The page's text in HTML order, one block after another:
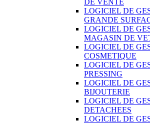
DE VENTE
LOGICIEL DE
GRANDE
LOGICIEL DE
MAGASIN DE
LOGICIEL DE
COSMETIQUE
LOGICIEL DE
PRESSING
LOGICIEL DE
BIJOUTERIE
LOGICIEL DE
DETACHEES
LOGICIEL DE